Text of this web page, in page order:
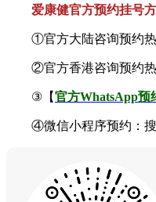
爱康健官方预约挂号方
①官方大陆咨询预约热
②官方香港咨询预约热
③【官方WhatsApp预
④微信小程序预约：搜